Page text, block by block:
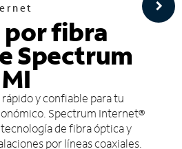
fibra
Spectrum
y confiable para tu
Spectrum Internet®
de fibra óptica y
por líneas coaxiales.